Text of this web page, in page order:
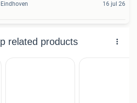
Eindhoven 16 jul 26